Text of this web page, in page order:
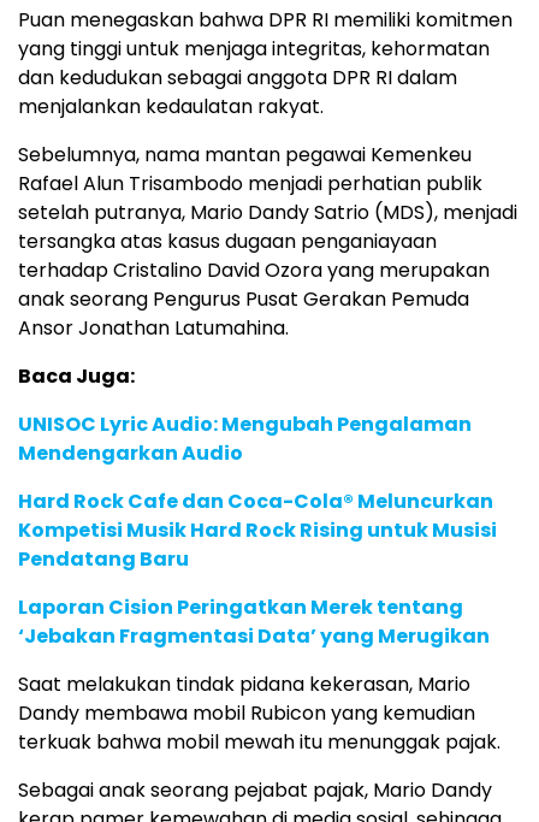
Puan menegaskan bahwa DPR RI memiliki komitmen
yang tinggi untuk menjaga integritas, kehormatan
dan kedudukan sebagai anggota DPR RI dalam
menjalankan kedaulatan rakyat.
Sebelumnya, nama mantan pegawai Kemenkeu
Rafael Alun Trisambodo menjadi perhatian publik
setelah putranya, Mario Dandy Satrio (MDS), menjadi
tersangka atas kasus dugaan penganiayaan
terhadap Cristalino David Ozora yang merupakan
anak seorang Pengurus Pusat Gerakan Pemuda
Ansor Jonathan Latumahina.
Baca Juga:
UNISOC Lyric Audio: Mengubah Pengalaman
Mendengarkan Audio
Hard Rock Cafe dan Coca-Cola® Meluncurkan
Kompetisi Musik Hard Rock Rising untuk Musisi
Pendatang Baru
Laporan Cision Peringatkan Merek tentang
‘Jebakan Fragmentasi Data’ yang Merugikan
Saat melakukan tindak pidana kekerasan, Mario
Dandy membawa mobil Rubicon yang kemudian
terkuak bahwa mobil mewah itu menunggak pajak.
Sebagai anak seorang pejabat pajak, Mario Dandy